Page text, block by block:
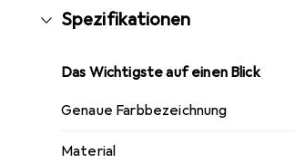
Spezifikationen
Das Wichtigste auf einen Blick
Genaue Farbbezeichnung
Material